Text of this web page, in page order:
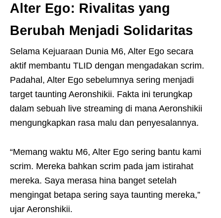
Alter Ego: Rivalitas yang
Berubah Menjadi Solidaritas
Selama Kejuaraan Dunia M6, Alter Ego secara
aktif membantu TLID dengan mengadakan scrim.
Padahal, Alter Ego sebelumnya sering menjadi
target taunting Aeronshikii. Fakta ini terungkap
dalam sebuah live streaming di mana Aeronshikii
mengungkapkan rasa malu dan penyesalannya.
“Memang waktu M6, Alter Ego sering bantu kami
scrim. Mereka bahkan scrim pada jam istirahat
mereka. Saya merasa hina banget setelah
mengingat betapa sering saya taunting mereka,”
ujar Aeronshikii.